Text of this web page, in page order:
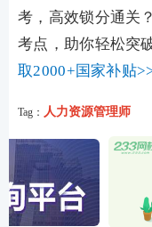
考，高效锁分通关
考点，助你轻松突
取2000+国家补贴
Tag： 人力资源管理师